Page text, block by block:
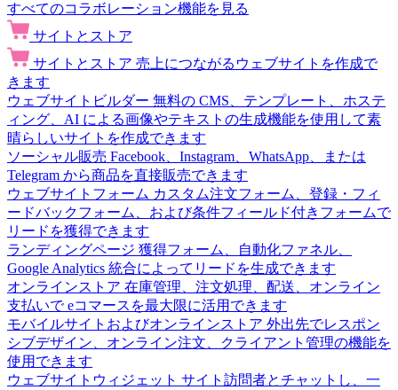
すべてのコラボレーション機能を見る
サイトとストア
サイトとストア 売上につながるウェブサイトを作成で
きます
ウェブサイトビルダー 無料の CMS、テンプレート、ホステ
ィング、AI による画像やテキストの生成機能を使用して素
晴らしいサイトを作成できます
ソーシャル販売 Facebook、Instagram、WhatsApp、または
Telegram から商品を直接販売できます
ウェブサイトフォーム カスタム注文フォーム、登録・フィ
ードバックフォーム、および条件フィールド付きフォームで
リードを獲得できます
ランディングページ 獲得フォーム、自動化ファネル、
Google Analytics 統合によってリードを生成できます
オンラインストア 在庫管理、注文処理、配送、オンライン
支払いで eコマースを最大限に活用できます
モバイルサイトおよびオンラインストア 外出先でレスポン
シブデザイン、オンライン注文、クライアント管理の機能を
使用できます
ウェブサイトウィジェット サイト訪問者とチャットし、一